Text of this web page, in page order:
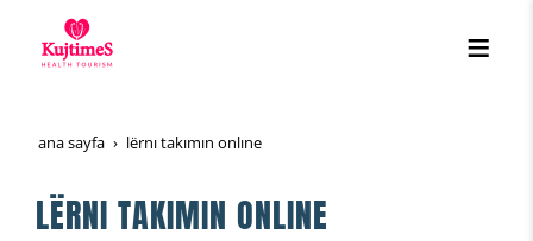
ana sayfa lërni takimin online
LËRNI TAKIMIN ONLINE